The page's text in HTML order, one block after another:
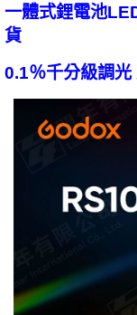
一體式鋰電池
貨
0.1％千分級調